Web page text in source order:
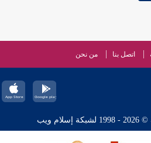
اتصل بنا من نحن
ويب